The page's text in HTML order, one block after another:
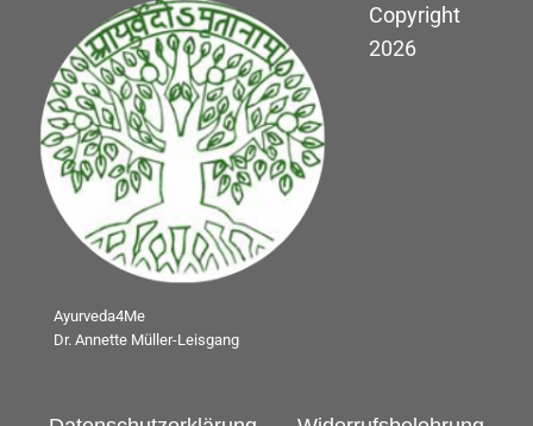
Ayurveda4Me
Dr. Annette Müller-Leisgang
Copyright
2026